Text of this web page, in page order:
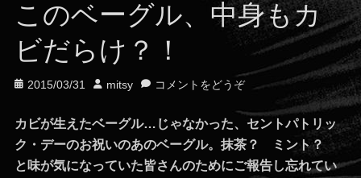
このベーグル、中身もカ
ビだらけ？！
投
日
2015/03/31
投
者
mitsy コメントをどうぞ
カビが生えたベーグル…じゃなかった、セントパトリッ
ク・デーのお祝いのあのベーグル。抹茶？ ミント？
と味が気になっていた皆さんのためにご報告し忘れてい